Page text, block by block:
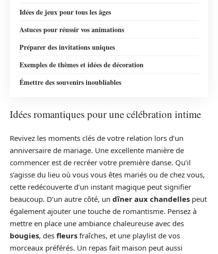
Idées de jeux pour tous les âges
Astuces pour réussir vos animations
Préparer des invitations uniques
Exemples de thèmes et idées de décoration
Émettre des souvenirs inoubliables
Idées romantiques pour une célébration intime
Revivez les moments clés de votre relation lors d’un
anniversaire de mariage. Une excellente manière de
commencer est de recréer votre première danse. Qu’il
s’agisse du lieu où vous vous êtes mariés ou de chez vous,
cette redécouverte d’un instant magique peut signifier
beaucoup. D’un autre côté, un dîner aux chandelles peut
également ajouter une touche de romantisme. Pensez à
mettre en place une ambiance chaleureuse avec des
bougies, des fleurs fraîches, et une playlist de vos
morceaux préférés. Un repas fait maison peut aussi